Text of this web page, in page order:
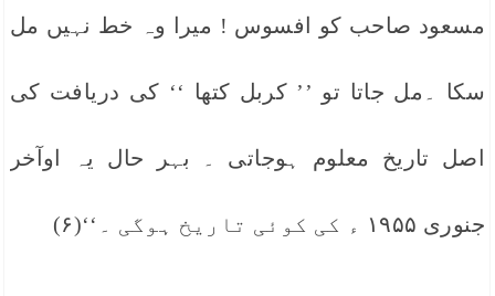
مسعود صاحب کو افسوس ! میرا وہ خط نہیں مل
سکا ۔مل جاتا تو ’’ کربل کتھا ‘‘ کی دریافت کی
اصل تاریخ معلوم ہوجاتی ۔ بہر حال یہ اوآخر
جنوری ۱۹۵۵ ء کی کوئی تاریخ ہوگی ۔‘‘(۶)